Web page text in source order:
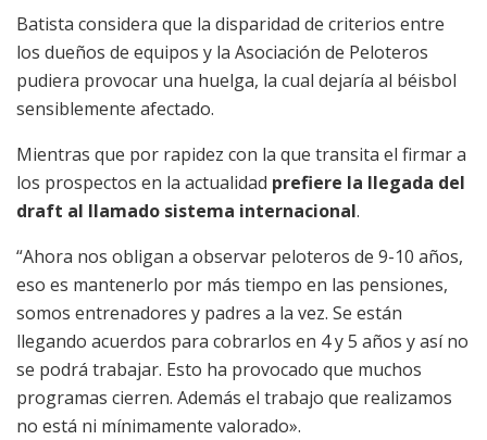
Batista considera que la disparidad de criterios entre
los dueños de equipos y la Asociación de Peloteros
pudiera provocar una huelga, la cual dejaría al béisbol
sensiblemente afectado.
Mientras que por rapidez con la que transita el firmar a
los prospectos en la actualidad prefiere la llegada del
draft al llamado sistema internacional.
“Ahora nos obligan a observar peloteros de 9-10 años,
eso es mantenerlo por más tiempo en las pensiones,
somos entrenadores y padres a la vez. Se están
llegando acuerdos para cobrarlos en 4 y 5 años y así no
se podrá trabajar. Esto ha provocado que muchos
programas cierren. Además el trabajo que realizamos
no está ni mínimamente valorado».